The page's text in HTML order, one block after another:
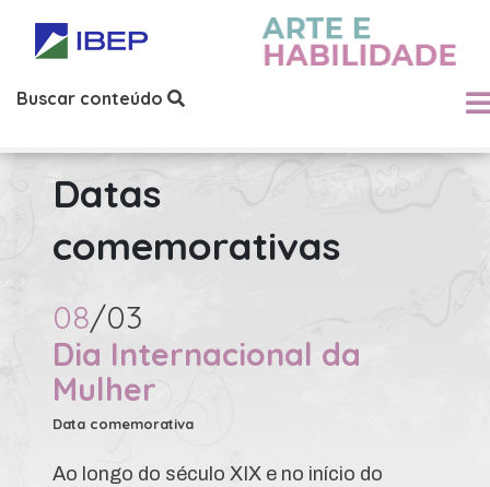
Buscar conteúdo
Datas
comemorativas
08/03
Dia Internacional da
Mulher
Data comemorativa
Ao longo do século XIX e no início do